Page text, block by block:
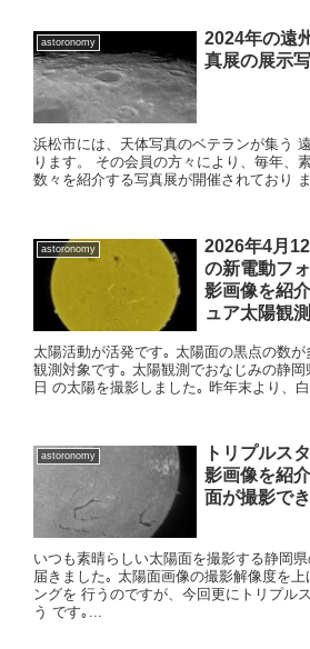
astoronomy
2024年の遠
真展の展示
浜松市には、天体写真のベテランが集う
ります。 その会員の方々により、毎年、
数々を紹介する写真展が開催されており
astoronomy
2026年4月
の新電動フ
影画像を紹
ュア太陽観
太陽活動が活発です｡ 太陽面の黒点の数
観測対象です｡ 太陽観測でおなじみの静
日 の太陽を撮影しました｡ 昨年末より、白
astoronomy
トリプルス
影画像を紹
面が撮影で
いつも素晴らしい太陽面を撮影する静岡
届きました｡ 太陽面画像の撮影解像度を
ングを 行うのですが、今回更にトリプル
う です｡...